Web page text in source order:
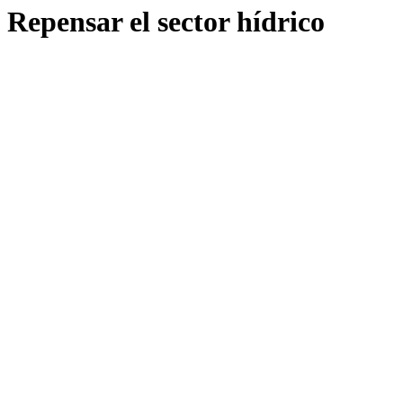
Repensar el sector hídrico